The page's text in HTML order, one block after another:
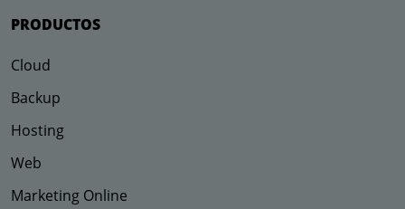
PRODUCTOS
Cloud
Backup
Hosting
Web
Marketing Online